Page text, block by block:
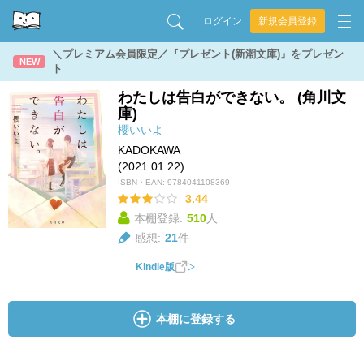
ログイン 新規会員登録
NEW
＼プレミアム会員限定／『プレゼント(新潮文庫)』をプレゼン
ト
わたしは告白ができない。 (角川文
庫)
櫻いいよ
KADOKAWA
(2021.01.22)
ISBN・EAN: 9784041108369
3.44
本棚登録: 510人
感想: 21件
Kindle版
本棚に登録する